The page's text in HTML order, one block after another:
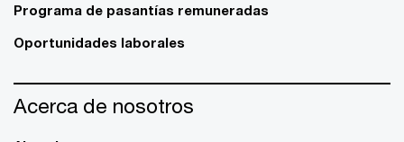
Programa de pasantías remuneradas
Oportunidades laborales
Acerca de nosotros